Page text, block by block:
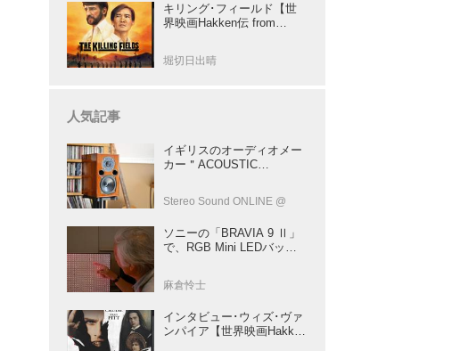
キリング･フィールド【世
界映画Hakken伝 from
さぶる傑作
堀切日出晴
人気記事
イギリスのオーディオメー
カー＂ACOUSTIC
「AE1」の40周年記念モデ
Stereo Sound ONLINE @
ソニーの「BRAVIA 9 Ⅱ」
で、RGB Mini LEDバック
リー” だ（後）：麻倉怜士
137
麻倉怜士
インタビュー･ウィズ･ヴァ
ンパイア【世界映画Hakken